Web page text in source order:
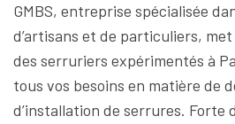
GMBS, entreprise spécialisée
d’artisans et de particuliers,
des serruriers expérimentés à
tous vos besoins en matière de
d’installation de serrures. Forte